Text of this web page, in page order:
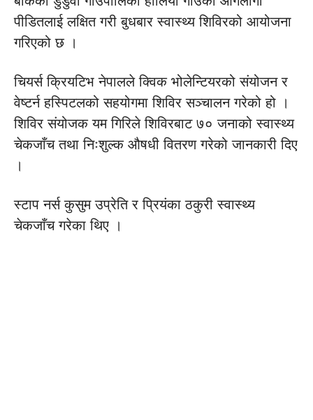
पीडितलाई लक्षित गरी बुधबार स्वास्थ्य शिविरको आयोजना
गरिएको छ ।
चियर्स क्रियटिभ नेपालले क्विक भोलेन्टियरको संयोजन र
वेष्टर्न हस्पिटलको सहयोगमा शिविर सञ्चालन गरेको हो ।
शिविर संयोजक यम गिरिले शिविरबाट ७० जनाको स्वास्थ्य
चेकजाँच तथा निःशुल्क औषधी वितरण गरेको जानकारी दिए
।
स्टाप नर्स कुसुम उप्रेति र प्रियंका ठकुरी स्वास्थ्य
चेकजाँच गरेका थिए ।